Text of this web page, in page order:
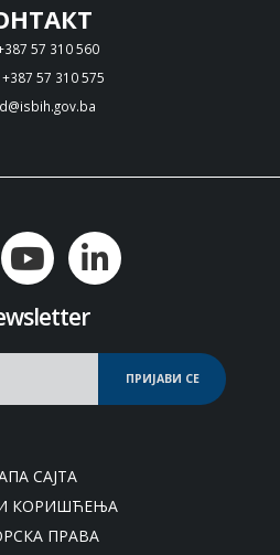
57 310 560
57 310 575
ПРИЈАВИ СЕ
САЈТА
КОРИШЋЕЊА
ПРАВА